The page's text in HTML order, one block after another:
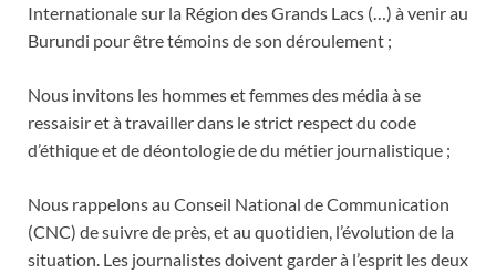
Internationale sur la Région des Grands Lacs (…) à venir au
Burundi pour être témoins de son déroulement ;
Nous invitons les hommes et femmes des média à se
ressaisir et à travailler dans le strict respect du code
d’éthique et de déontologie de du métier journalistique ;
Nous rappelons au Conseil National de Communication
(CNC) de suivre de près, et au quotidien, l’évolution de la
situation. Les journalistes doivent garder à l’esprit les deux